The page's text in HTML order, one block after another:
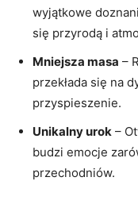
‌wyjątkowe⁢
się przyrodą ‌i
Mniejsza masa –
przekłada‌ się na
przyspieszenie.
Unikalny urok –
⁣budzi ‌emocje
przechodniów.